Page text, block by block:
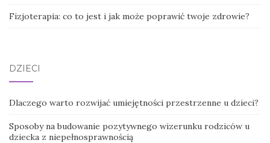
Fizjoterapia: co to jest i jak może poprawić twoje zdrowie?
DZIECI
Dlaczego warto rozwijać umiejętności przestrzenne u dzieci?
Sposoby na budowanie pozytywnego wizerunku rodziców u
dziecka z niepełnosprawnością